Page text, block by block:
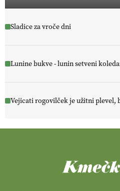
Sladice za vroče dni
Lunine bukve - lunin setveni
Vejicati rogovilček je užitni plevel,